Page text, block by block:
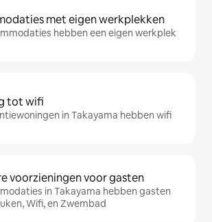
met eigen werkplekken
hebben een eigen werkplek
tot wifi
in Takayama hebben wifi
voorzieningen voor gasten
in Takayama hebben gasten
Wifi, en Zwembad